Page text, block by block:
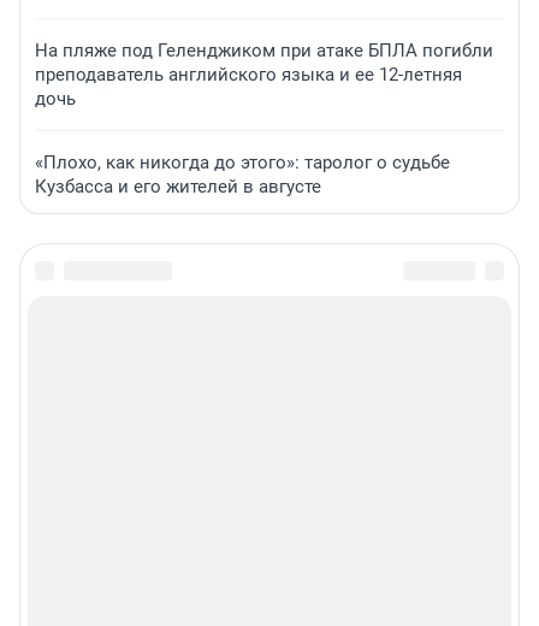
На пляже под Геленджиком при атаке БПЛА погибли
преподаватель английского языка и ее 12-летняя
дочь
«Плохо, как никогда до этого»: таролог о судьбе
Кузбасса и его жителей в августе